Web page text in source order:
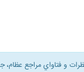
و فتاواي مراجع